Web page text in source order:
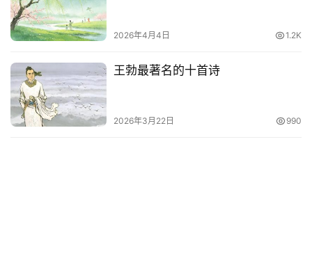
2026年4月4日 1.2K
王勃最著名的十首诗
2026年3月22日 990